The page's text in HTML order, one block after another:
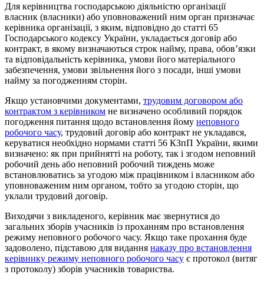
Для керівництва господарською діяльністю організації
власник (власники) або уповноважений ним орган призначає
керівника організації, з яким, відповідно до статті 65
Господарського кодексу України, укладається договір або
контракт, в якому визначаються строк найму, права, обов’язки
та відповідальність керівника, умови його матеріального
забезпечення, умови звільнення його з посади, інші умови
найму за погодженням сторін.
Якщо установчими документами, трудовим договором або
контрактом з керівником не визначено особливий порядок
погодження питання щодо встановлення йому неповного
робочого часу, трудовий договір або контракт не укладався,
керуватися необхідно нормами статті 56 КЗпП України, якими
визначено: як при прийнятті на роботу, так і згодом неповний
робочий день або неповний робочий тиждень може
встановлюватись за угодою між працівником і власником або
уповноваженим ним органом, тобто за угодою сторін, що
уклали трудовий договір.
Виходячи з викладеного, керівник має звернутися до
загальних зборів учасників із проханням про встановлення
режиму неповного робочого часу. Якщо таке прохання буде
задоволено, підставою для видання наказу про встановлення
керівнику режиму неповного робочого часу є протокол (витяг
з протоколу) зборів учасників товариства.